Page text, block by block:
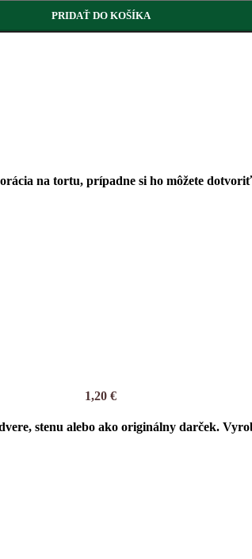
PRIDAŤ DO KOŠÍKA
na tortu, prípadne si ho môžete
1,20 €
stenu alebo ako originálny darček.